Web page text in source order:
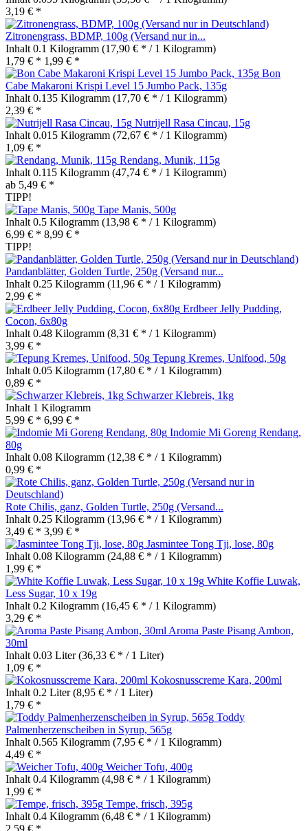
3,19 € *
Zitronengrass, BDMP, 100g (Versand nur in...
Inhalt 0.1 Kilogramm (17,90 € * / 1 Kilogramm)
1,79 € * 1,99 € *
Bon
Cabe Makaroni Krispi Level 15 Jumbo Pack, 135g
Inhalt 0.135 Kilogramm (17,70 € * / 1 Kilogramm)
2,39 € *
Nutrijell Rasa Cincau, 15g
Inhalt 0.015 Kilogramm (72,67 € * / 1 Kilogramm)
1,09 € *
Rendang, Munik, 115g
Inhalt 0.115 Kilogramm (47,74 € * / 1 Kilogramm)
ab 5,49 € *
TIPP!
Tape Manis, 500g
Inhalt 0.5 Kilogramm (13,98 € * / 1 Kilogramm)
6,99 € * 8,99 € *
TIPP!
Pandanblätter, Golden Turtle, 250g (Versand nur...
Inhalt 0.25 Kilogramm (11,96 € * / 1 Kilogramm)
2,99 € *
Erdbeer Jelly Pudding,
Cocon, 6x80g
Inhalt 0.48 Kilogramm (8,31 € * / 1 Kilogramm)
3,99 € *
Tepung Kremes, Unifood, 50g
Inhalt 0.05 Kilogramm (17,80 € * / 1 Kilogramm)
0,89 € *
Schwarzer Klebreis, 1kg
Inhalt 1 Kilogramm
5,99 € * 6,99 € *
Indomie Mi Goreng Rendang,
80g
Inhalt 0.08 Kilogramm (12,38 € * / 1 Kilogramm)
0,99 € *
Rote Chilis, ganz, Golden Turtle, 250g (Versand...
Inhalt 0.25 Kilogramm (13,96 € * / 1 Kilogramm)
3,49 € * 3,99 € *
Jasmintee Tong Tji, lose, 80g
Inhalt 0.08 Kilogramm (24,88 € * / 1 Kilogramm)
1,99 € *
White Koffie Luwak,
Less Sugar, 10 x 19g
Inhalt 0.2 Kilogramm (16,45 € * / 1 Kilogramm)
3,29 € *
Aroma Paste Pisang Ambon,
30ml
Inhalt 0.03 Liter(36,33 € * / 1 Liter)
1,09 € *
Kokosnusscreme Kara, 200ml
Inhalt 0.2 Liter(8,95 € * / 1 Liter)
1,79 € *
Toddy
Palmenherzenscheiben in Syrup, 565g
Inhalt 0.565 Kilogramm (7,95 € * / 1 Kilogramm)
4,49 € *
Weicher Tofu, 400g
Inhalt 0.4 Kilogramm (4,98 € * / 1 Kilogramm)
1,99 € *
Tempe, frisch, 395g
Inhalt 0.4 Kilogramm (6,48 € * / 1 Kilogramm)
2,59 € *